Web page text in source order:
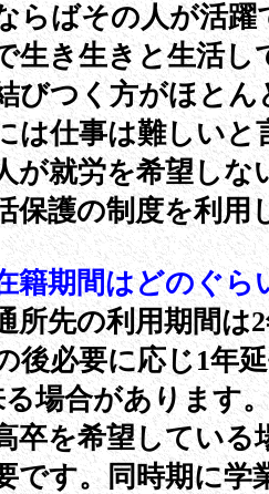
らばその人が活躍
生き生きと生活し
びつく方がほと
は仕事は難しいと
が就労を希望しな
護の制度を利用
籍期間はどのぐら
所先の利用期間は
後必要に応じ1年
る場合があります
卒を希望している
です。同時期に学